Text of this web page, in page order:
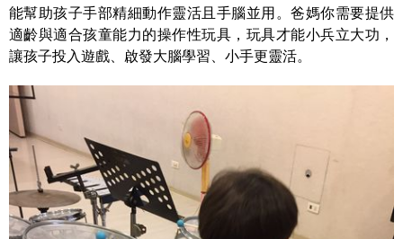
能幫助孩子手部精細動作靈活且手腦並用。爸媽你需要提供
適齡與適合孩童能力的操作性玩具，玩具才能小兵立大功，
讓孩子投入遊戲、啟發大腦學習、小手更靈活。